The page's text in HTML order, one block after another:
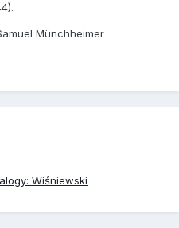
Münchheimer
Wiśniewski